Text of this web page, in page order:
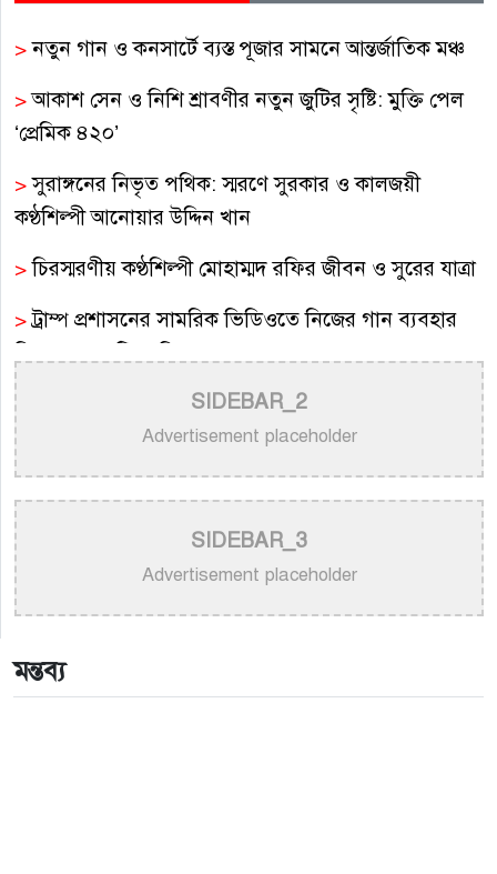
>নতুন গান ও কনসার্টে ব্যস্ত পূজার সামনে আন্তর্জাতিক মঞ্চ
>আকাশ সেন ও নিশি শ্রাবণীর নতুন জুটির সৃষ্টি: মুক্তি পেল
‘প্রেমিক ৪২০’
>সুরাঙ্গনের নিভৃত পথিক: স্মরণে সুরকার ও কালজয়ী
কণ্ঠশিল্পী আনোয়ার উদ্দিন খান
>চিরস্মরণীয় কণ্ঠশিল্পী মোহাম্মদ রফির জীবন ও সুরের যাত্রা
>ট্রাম্প প্রশাসনের সামরিক ভিডিওতে নিজের গান ব্যবহার
>
নতুন করে ভাইরাল ‘আজ কেন মন উদাসী হয়ে’ গানের
পেছনের গল্প
>
বাংলাদেশ বেতারে সুরকার ও সংগীত পরিচালক হিসেবে
তালিকাভুক্ত হলেন ৯২ শিল্পী
>একই দিনে জন্ম, সুরের টানে বাঁধা পড়া বাংলা গানের অমর
জুটি
SIDEBAR_2
Advertisement placeholder
SIDEBAR_3
Advertisement placeholder
মন্তব্য